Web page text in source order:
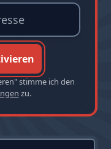
stimme ich den
zu.